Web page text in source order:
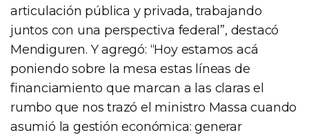
articulación pública y privada, trabajando
juntos con una perspectiva federal”, destacó
Mendiguren. Y agregó: “Hoy estamos acá
poniendo sobre la mesa estas líneas de
financiamiento que marcan a las claras el
rumbo que nos trazó el ministro Massa cuando
asumió la gestión económica: generar